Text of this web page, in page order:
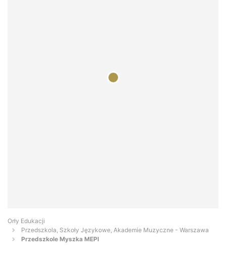
Orły Edukacji
Przedszkola, Szkoły Językowe, Akademie Muzyczne - Warszawa
Przedszkole Myszka MEPI